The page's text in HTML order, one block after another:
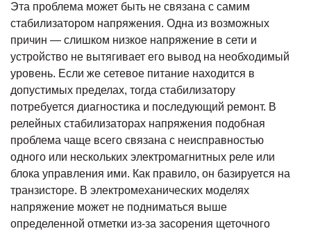
Эта проблема может быть не связана с самим
стабилизатором напряжения. Одна из возможных
причин — слишком низкое напряжение в сети и
устройство не вытягивает его вывод на необходимый
уровень. Если же сетевое питание находится в
допустимых пределах, тогда стабилизатору
потребуется диагностика и последующий ремонт. В
релейных стабилизаторах напряжения подобная
проблема чаще всего связана с неисправностью
одного или нескольких электромагнитных реле или
блока управления ими. Как правило, он базируется на
транзисторе. В электромеханических моделях
напряжение может не подниматься выше
определенной отметки из-за засорения щеточного